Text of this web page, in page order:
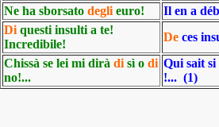
Ne ha sborsato degli euro! Il en a
Di questi insulti a te!
Incredibile!
De ces
Chissà se lei mi dirà di sì o di
no!...
Qui sait
!... (1)